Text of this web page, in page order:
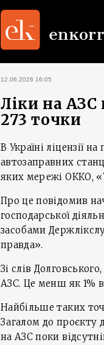
12.06.2026 16:05
Ліки на
273 точки
В Україні ліцензії
автозаправних
яких мережі ОККО,
Про це повідомив
господарської
засобами
правда».
Зі слів
АЗС. Це менш як 1%
Найбільше таких
Загалом до проєкту
на АЗС поки